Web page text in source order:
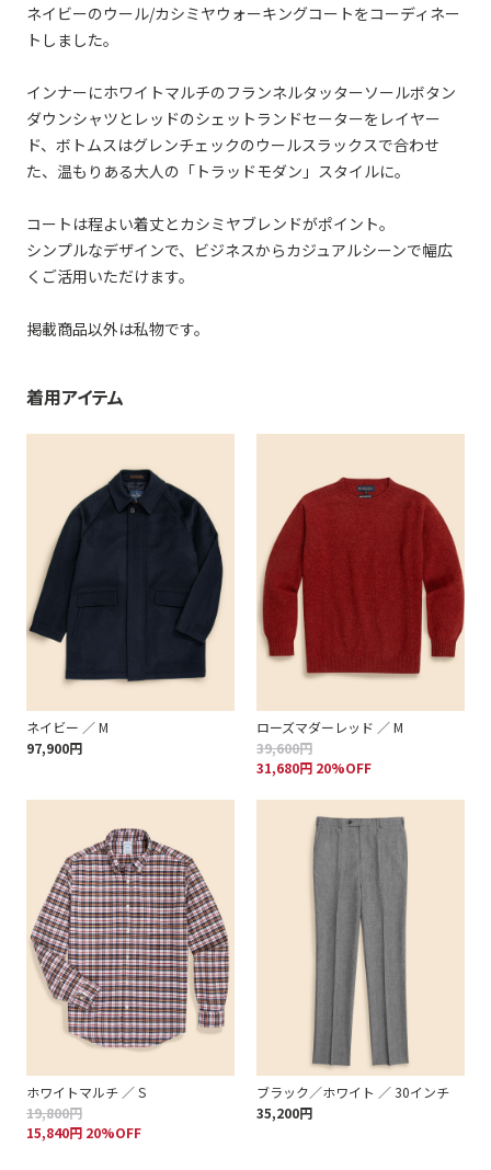
ネイビーのウール/カシミヤウォーキングコートをコーディネー
トしました。
インナーにホワイトマルチのフランネルタッターソールボタン
ダウンシャツとレッドのシェットランドセーターをレイヤー
ド、ボトムスはグレンチェックのウールスラックスで合わせ
た、温もりある大人の「トラッドモダン」スタイルに。
コートは程よい着丈とカシミヤブレンドがポイント。
シンプルなデザインで、ビジネスからカジュアルシーンで幅広
くご活用いただけます。
掲載商品以外は私物です。
着用アイテム
ネイビー ／ M
97,900円
ローズマダーレッド ／ M
39,600円
31,680円 20%OFF
ホワイトマルチ ／ S
19,800円
15,840円 20%OFF
ブラック／ホワイト ／ 30インチ
35,200円